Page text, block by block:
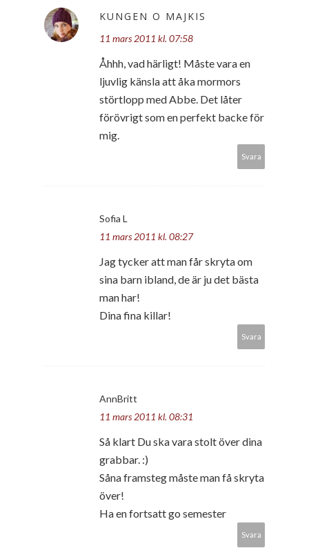
KUNGEN O MAJKIS
11 mars 2011 kl. 07:58
Åhhh, vad härligt! Måste vara en
ljuvlig känsla att åka mormors
störtlopp med Abbe. Det låter
förövrigt som en perfekt backe för
mig.
Svara
Sofia L
11 mars 2011 kl. 08:27
Jag tycker att man får skryta om
sina barn ibland, de är ju det bästa
man har!
Dina fina killar!
Svara
AnnBritt
11 mars 2011 kl. 08:31
Så klart Du ska vara stolt över dina
grabbar. :)
Såna framsteg måste man få skryta
över!
Ha en fortsatt go semester
Svara